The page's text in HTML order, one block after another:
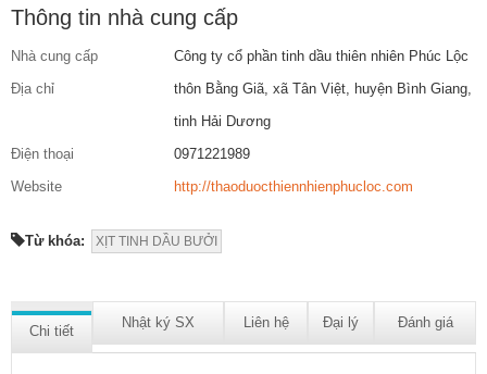
Thông tin nhà cung cấp
Nhà cung cấp
Công ty cổ phần tinh dầu thiên nhiên Phúc Lộc
Địa chỉ
thôn Bằng Giã, xã Tân Việt, huyện Bình Giang,
tinh Hải Dương
Điện thoại
0971221989
Website
http://thaoduocthiennhienphucloc.com
Từ khóa: XỊT TINH DẦU BƯỞI
Chi tiết
Nhật ký SX Liên hệ Đại lý Đánh giá